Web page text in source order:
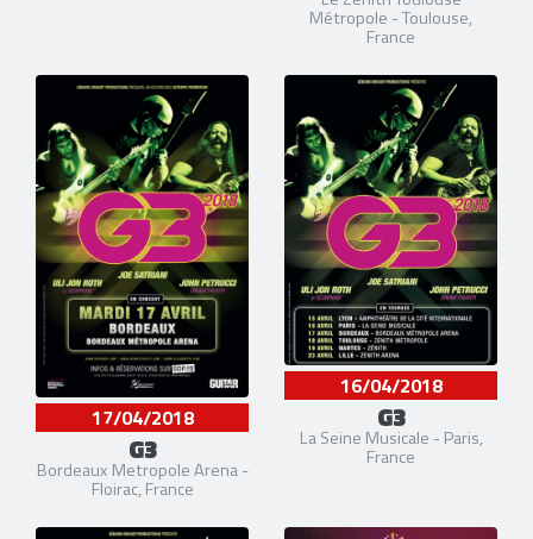
Métropole - Toulouse,
France
17/04/2018
G3
Bordeaux Metropole Arena -
Floirac, France
16/04/2018
G3
La Seine Musicale - Paris,
France